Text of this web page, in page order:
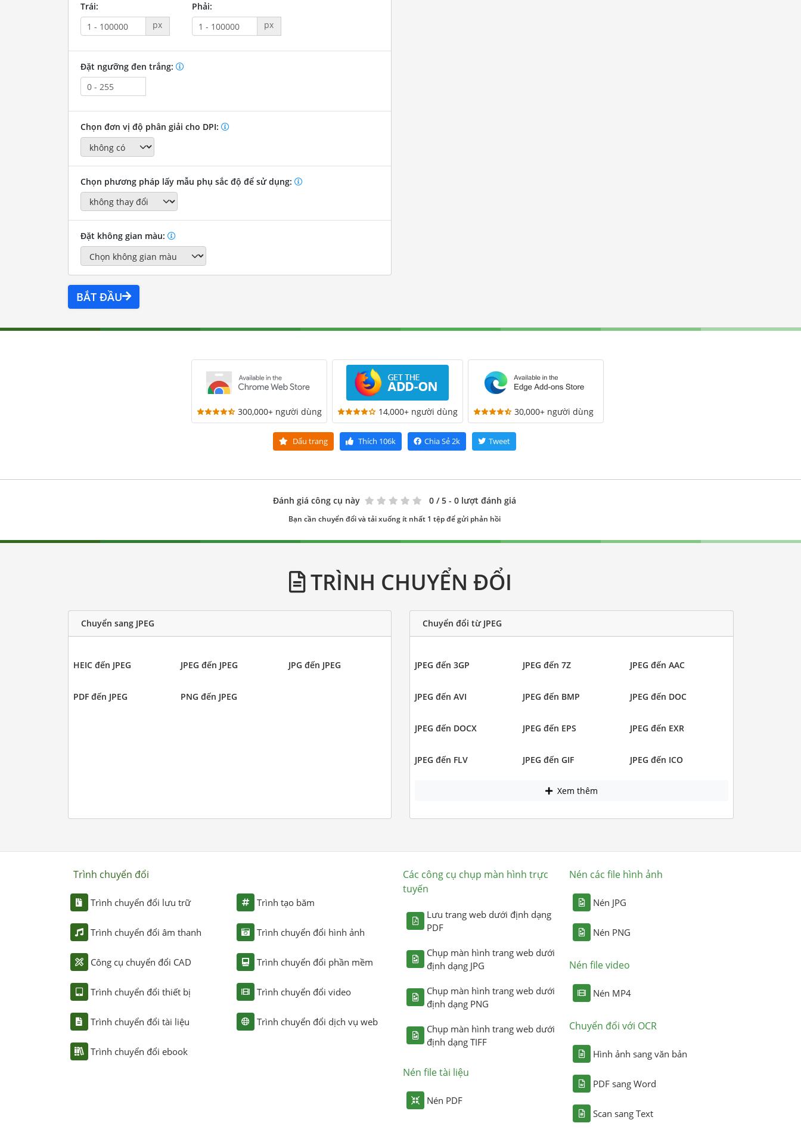
Trái:
px
Phải:
px
Đặt ngưỡng đen trắng:
Chọn đơn vị độ phân giải cho DPI:
Chọn phương pháp lấy mẫu phụ sắc độ để sử dụng:
Đặt không gian màu:
BẮT ĐẦU
300,000+ người dùng 14,000+ người dùng 30,000+ người dùng
Dấu trang Thích 106k Chia Sẻ2k Tweet
Đánh giá công cụ này 0 / 5 - 0 lượt đánh giá
Bạn cần chuyển đổi và tải xuống ít nhất 1 tệp để gửi phản hồi
TRÌNH CHUYỂN ĐỔI
Chuyển sang JPEG
HEIC đến JPEG JPEG đến JPEG JPG đến JPEG
PDF đến JPEG PNG đến JPEG
Chuyển đổi từ JPEG
JPEG đến 3GP JPEG đến 7Z JPEG đến AAC
JPEG đến AVI JPEG đến BMP JPEG đến DOC
JPEG đến DOCX JPEG đến EPS JPEG đến EXR
JPEG đến FLV JPEG đến GIF JPEG đến ICO
Xem thêm
Trình chuyển đổi
Trình chuyển đổi lưu trữ
Trình chuyển đổi âm thanh
Công cụ chuyển đổi CAD
Trình chuyển đổi thiết bị
Trình chuyển đổi tài liệu
Trình chuyển đổi ebook
Trình tạo băm
Trình chuyển đổi hình ảnh
Trình chuyển đổi phần mềm
Trình chuyển đổi video
Trình chuyển đổi dịch vụ web
Các công cụ chụp màn hình trực
tuyến
Lưu trang web dưới định dạng
PDF
Chụp màn hình trang web dưới
định dạng JPG
Chụp màn hình trang web dưới
định dạng PNG
Chụp màn hình trang web dưới
định dạng TIFF
Nén file tài liệu
Nén PDF
Nén các file hình ảnh
Nén JPG
Nén PNG
Nén file video
Nén MP4
Chuyển đổi với OCR
Hình ảnh sang văn bản
PDF sang Word
Scan sang Text